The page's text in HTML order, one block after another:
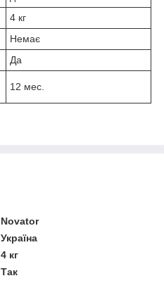
4 кг
Немає
Да
12 мес.
Novator
Україна
4 кг
Так